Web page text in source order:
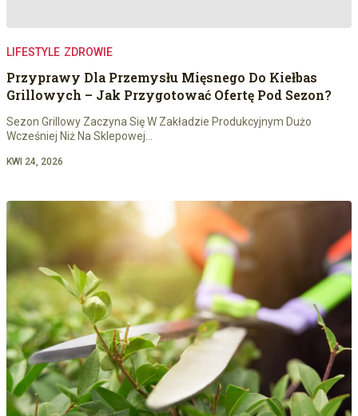
LIFESTYLE ZDROWIE
Przyprawy Dla Przemysłu Mięsnego Do Kiełbas
Grillowych – Jak Przygotować Ofertę Pod Sezon?
Sezon Grillowy Zaczyna Się W Zakładzie Produkcyjnym Dużo
Wcześniej Niż Na Sklepowej…
KWI 24, 2026